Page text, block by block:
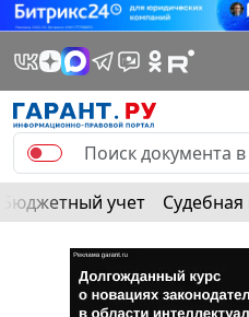
Бюджетный учет Судебная